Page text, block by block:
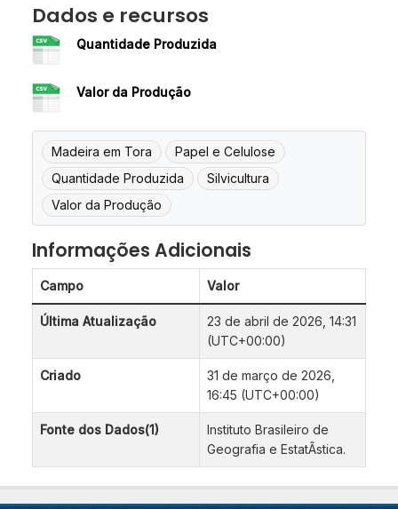
Dados e recursos
Quantidade Produzida
Valor da Produção
Madeira em Tora
Papel e Celulose
Quantidade Produzida
Silvicultura
Valor da Produção
Informações Adicionais
Campo Valor
Última Atualização
23 de abril de 2026, 14:31
(UTC+00:00)
Criado
31 de março de 2026,
16:45 (UTC+00:00)
Fonte dos Dados(1)
Instituto Brasileiro de
Geografia e EstatÃ­stica.